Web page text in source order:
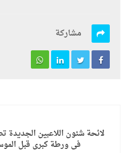
مشاركة
لائحة شئون اللاعبين الجديدة
فى ورطة كبرى قبل